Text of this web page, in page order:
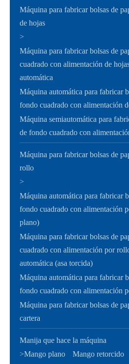
Máquina para fabricar bolsas de
de hojas
>
Máquina para fabricar bolsas de
cuadrado con alimentación de
automática
Máquina automática para fabricar
fondo cuadrado con alimentación
Máquina semiautomática para
de fondo cuadrado con
Máquina para fabricar bolsas de
rollo
>
Máquina automática para fabricar
fondo cuadrado con alimentación
plano)
Máquina para fabricar bolsas de
cuadrado con alimentación por
automática (asa torcida)
Máquina automática para fabricar
fondo cuadrado con alimentación
Máquina para fabricar bolsas de
cartera
Manija que hace la máquina
>Mango plano
Mango retorcido